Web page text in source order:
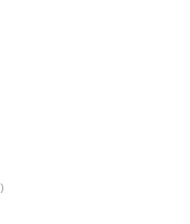
878